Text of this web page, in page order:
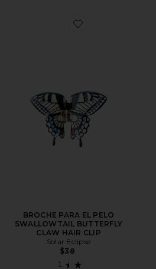
Favorite BROCHE
BROCHE PARA EL PELO
SWALLOWTAIL BUTTERFLY
CLAW HAIR CLIP
Solar Eclipse
$38